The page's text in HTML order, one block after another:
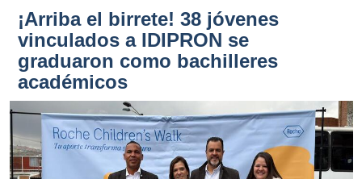
¡Arriba el birrete! 38 jóvenes
vinculados a IDIPRON se
graduaron como bachilleres
académicos